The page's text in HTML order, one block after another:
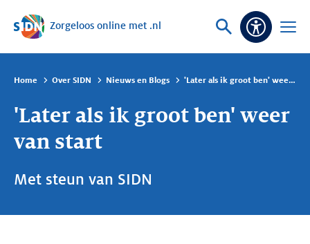
Sla navigatie over
Zorgeloos online met .nl
Vraag
Open
Home Over SIDN Nieuws en Blogs 'Later als ik groot ben' weer van start
'Later als ik groot ben' weer
van start
Met steun van SIDN